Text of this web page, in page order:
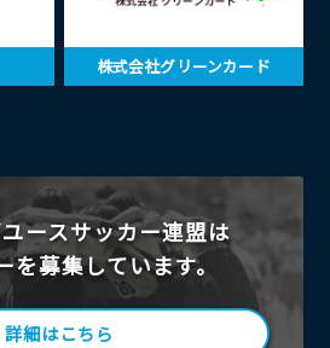
株式会社グリーンカード
ースサッカー連盟は
を募集しています。
詳細はこちら